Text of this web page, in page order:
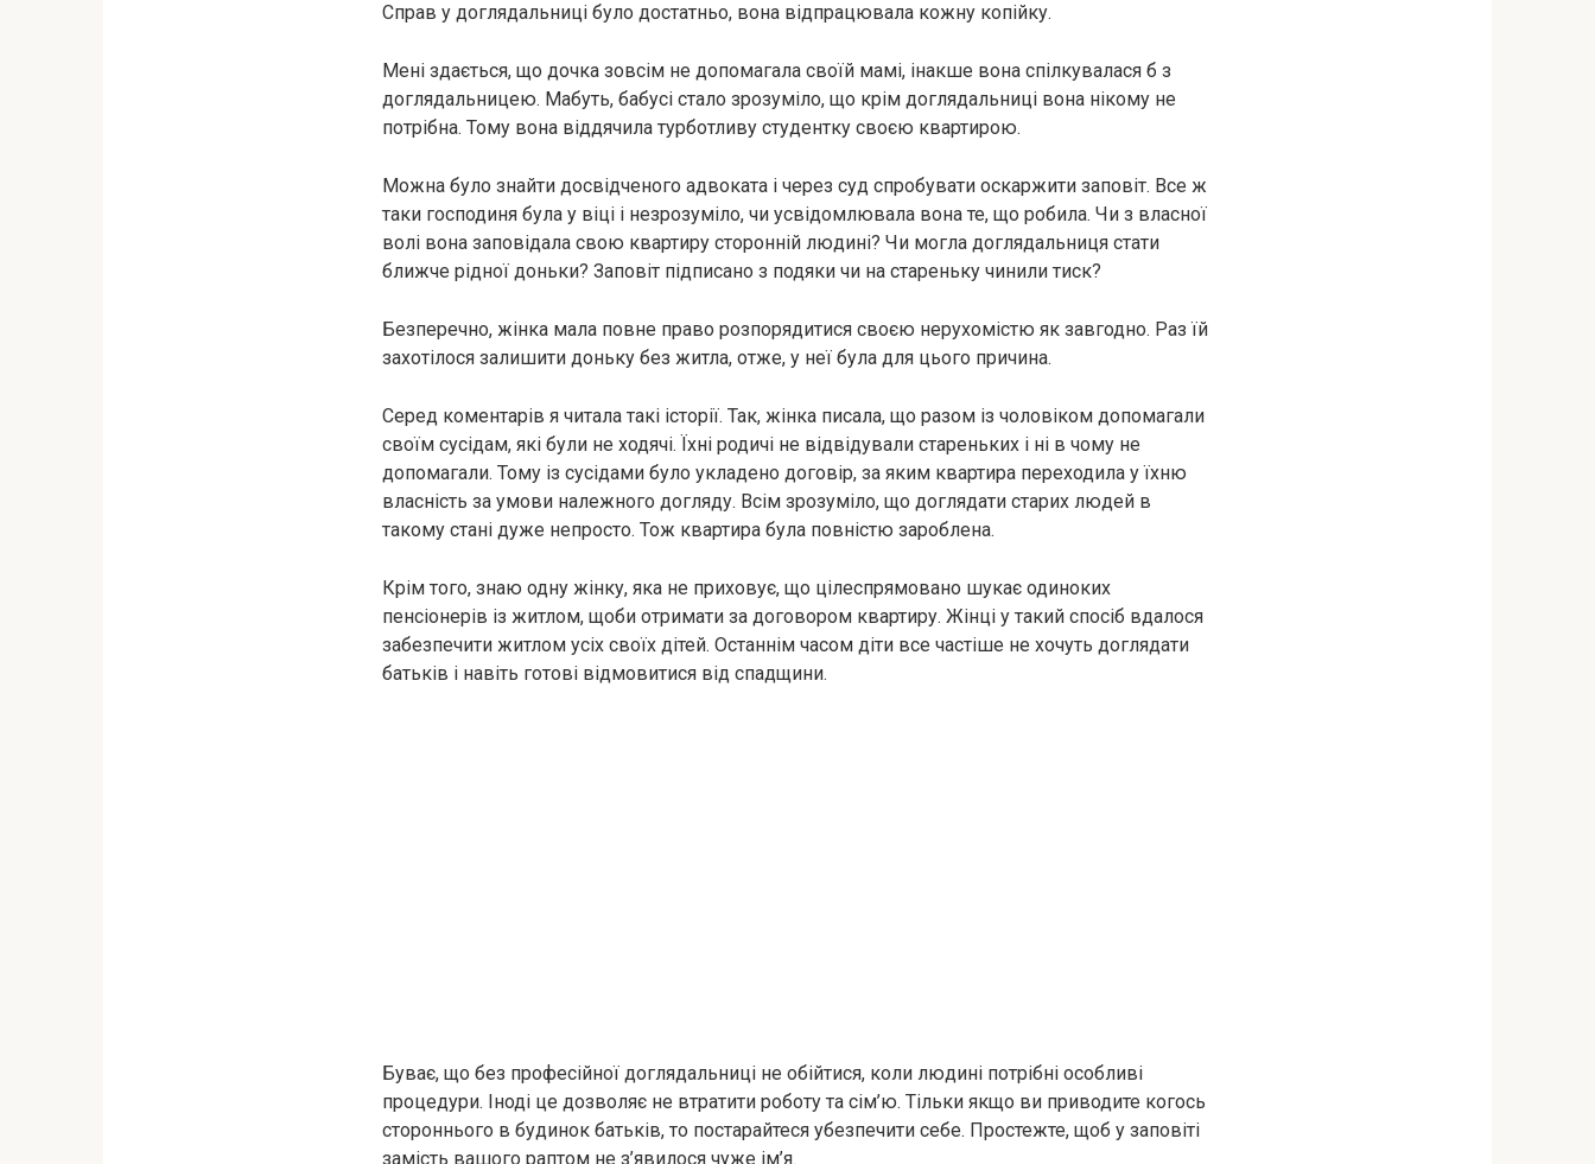
Справ у доглядальниці було достатньо, вона відпрацювала кожну копійку.
Мені здається, що дочка зовсім не допомагала своїй мамі, інакше вона спілкувалася б з
доглядальницею. Мабуть, бабусі стало зрозуміло, що крім доглядальниці вона нікому не
потрібна. Тому вона віддячила турботливу студентку своєю квартирою.
Можна було знайти досвідченого адвоката і через суд спробувати оскаржити заповіт. Все ж
таки господиня була у віці і незрозуміло, чи усвідомлювала вона те, що робила. Чи з власної
волі вона заповідала свою квартиру сторонній людині? Чи могла доглядальниця стати
ближче рідної доньки? Заповіт підписано з подяки чи на стареньку чинили тиск?
Безперечно, жінка мала повне право розпорядитися своєю нерухомістю як завгодно. Раз їй
захотілося залишити доньку без житла, отже, у неї була для цього причина.
Серед коментарів я читала такі історії. Так, жінка писала, що разом із чоловіком допомагали
своїм сусідам, які були не ходячі. Їхні родичі не відвідували стареньких і ні в чому не
допомагали. Тому із сусідами було укладено договір, за яким квартира переходила у їхню
власність за умови належного догляду. Всім зрозуміло, що доглядати старих людей в
такому стані дуже непросто. Тож квартира була повністю зароблена.
Крім того, знаю одну жінку, яка не приховує, що цілеспрямовано шукає одиноких
пенсіонерів із житлом, щоби отримати за договором квартиру. Жінці у такий спосіб вдалося
забезпечити житлом усіх своїх дітей. Останнім часом діти все частіше не хочуть доглядати
батьків і навіть готові відмовитися від спадщини.
Буває, що без професійної доглядальниці не обійтися, коли людині потрібні особливі
процедури. Іноді це дозволяє не втратити роботу та сім’ю. Тільки якщо ви приводите когось
стороннього в будинок батьків, то постарайтеся убезпечити себе. Простежте, щоб у заповіті
замість вашого раптом не з’явилося чуже ім’я.